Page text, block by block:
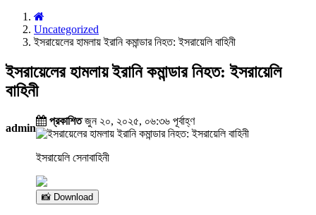
Uncategorized
ইসরায়েলের হামলায় ইরানি কমান্ডার নিহত: ইসরায়েলি বাহিনী
ইসরায়েলের হামলায় ইরানি কমান্ডার নিহত: ইসরায়েলি
বাহিনী
admin
প্রকাশিতজুন ২০, ২০২৫, ০৬:৩৬ পূর্বাহ্ণ
ইসরায়েলি সেনাবাহিনী
📸 Download